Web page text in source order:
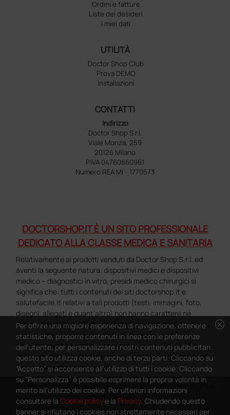
Ordini e fatture
Liste dei desideri
I miei dati
UTILITÀ
Doctor Shop Club
Prova DEMO
Installazioni
CONTATTI
Indirizzo
Doctor Shop S.r.l.
Viale Monza, 259
20126 Milano
P.IVA 04760660961
Numero REA MI - 1770573
DOCTORSHOP.IT È UN SITO PROFESSIONALE
DEDICATO ALLA CLASSE MEDICA E SANITARIA
Relativamente ai prodotti venduti da Doctor Shop S.r.l. ed
aventi la seguente natura: dispositivi medici e dispositivi
medico – diagnostici in vitro, presidi medico chirurgici si
significa che: tutti i contenuti dei siti doctorshop.it e
salutefacile.it relativi a tali prodotti (testi, immagini, foto,
disegni, allegati e quant’altro) non hanno carattere né
natura di pubblicità. Tutti i contenuti devono intendersi e
sono di natura esclusivamente informativa e volti
esclusivamente a portare a conoscenza dei clienti e dei
potenziali clienti in fase di preacquisto i prodotti venduti da
Doctorshop attraverso la rete.
Copyright DoctorShop 2005-2026 - Tutti diritti riservati - P.IVA
04760660961
cancel
Per offrire una migliore esperienza di navigazione, ottenere
statistiche, proporre contenuti in linea con le preferenze
dell'utente, per personalizzare i nostri contenuti pubblicitari
questo sito utilizza cookie, anche di terze parti. Cliccando su
“Accetto” si acconsente all'utilizzo di tutti i cookie. Cliccando
su “Personalizza” è possibile esprimere la propria volontà in
merito all'utilizzo dei cookie. Per ulteriori informazioni
consultare la Cookie policye la Privacy. Chiudendo questo
banner si rifiutano i cookies non strettamente necessari per